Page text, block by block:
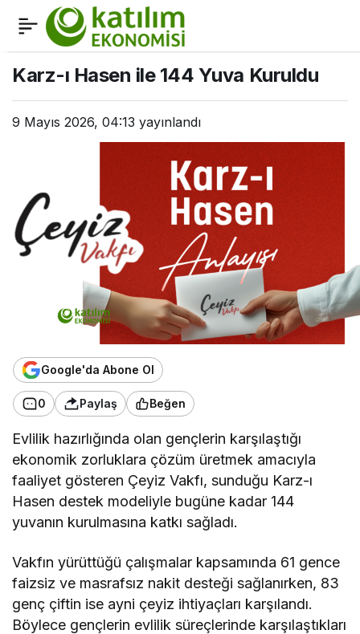
Karz-ı Hasen ile 144 Yuva Kuruldu
9 Mayıs 2026, 04:13 yayınlandı
Google'da Abone Ol
0 Paylaş Beğen
Evlilik hazırlığında olan gençlerin karşılaştığı
ekonomik zorluklara çözüm üretmek amacıyla
faaliyet gösteren Çeyiz Vakfı, sunduğu Karz-ı
Hasen destek modeliyle bugüne kadar 144
yuvanın kurulmasına katkı sağladı.
Vakfın yürüttüğü çalışmalar kapsamında 61 gence
faizsiz ve masrafsız nakit desteği sağlanırken, 83
genç çiftin ise ayni çeyiz ihtiyaçları karşılandı.
Böylece gençlerin evlilik süreçlerinde karşılaştıkları
Bakan Şimşek: Küresel
Katılım Finansta